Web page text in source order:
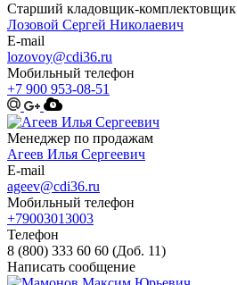
Старший кладовщик-комплектовщик
Лозовой Сергей Николаевич
E-mail
lozovoy@cdi36.ru
Мобильный телефон
+7 900 953-08-51
Менеджер по продажам
Агеев Илья Сергеевич
E-mail
ageev@cdi36.ru
Мобильный телефон
+79003013003
Телефон
8 (800) 333 60 60 (Доб. 11)
Написать сообщение